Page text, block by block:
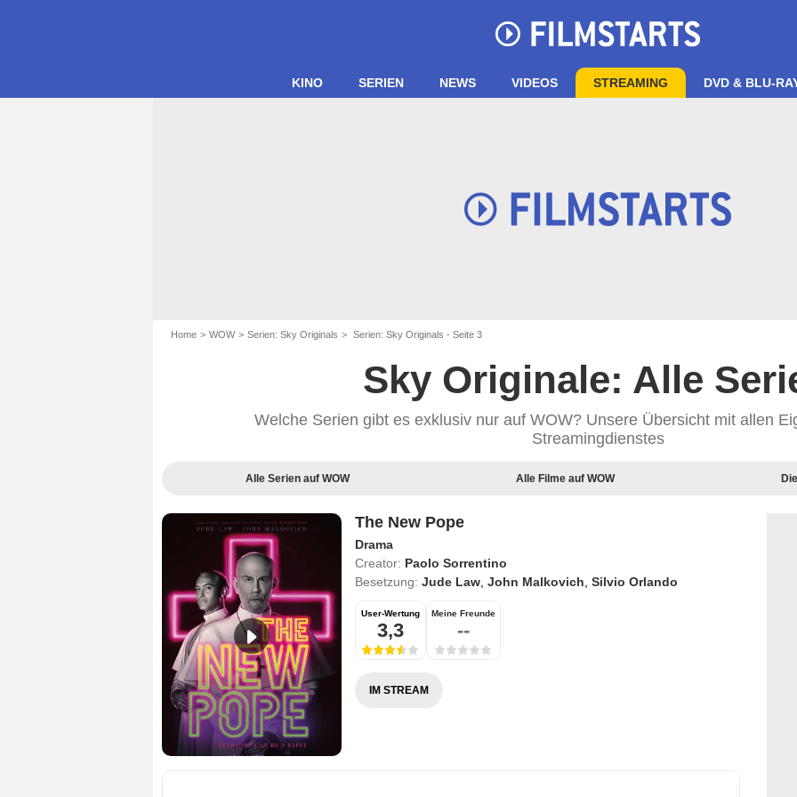
KINO SERIEN NEWS VIDEOS STREAMING DVD & BLU-
Home WOW Serien: Sky Originals Serien: Sky Originals - Seite 3
Sky Originale: Alle
Welche Serien gibt es exklusiv nur auf WOW? Unsere Übersicht mit allen
Streamingdienstes
Alle Serien auf WOW Alle Filme auf WOW
The New Pope
Drama
Creator: Paolo Sorrentino
Besetzung: Jude Law, John Malkovich Silvio Orlando
User-Wertung
3,3
Meine Freunde
--
IM STREAM